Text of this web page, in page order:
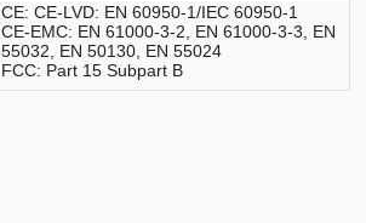
CE: CE-LVD: EN 60950-1/IEC 60950-1
CE-EMC: EN 61000-3-2, EN 61000-3-3, EN
55032, EN 50130, EN 55024
FCC: Part 15 Subpart B